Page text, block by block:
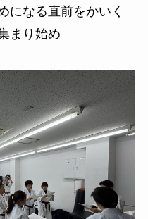
になる直前をかいく
まり始め